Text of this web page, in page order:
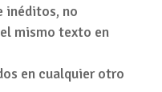
inéditos, no
mismo texto en
en cualquier otro